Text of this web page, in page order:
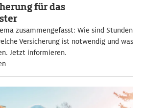
für das
zusammengefasst: Wie sind Stunden
Versicherung ist notwendig und was
Jetzt informieren.